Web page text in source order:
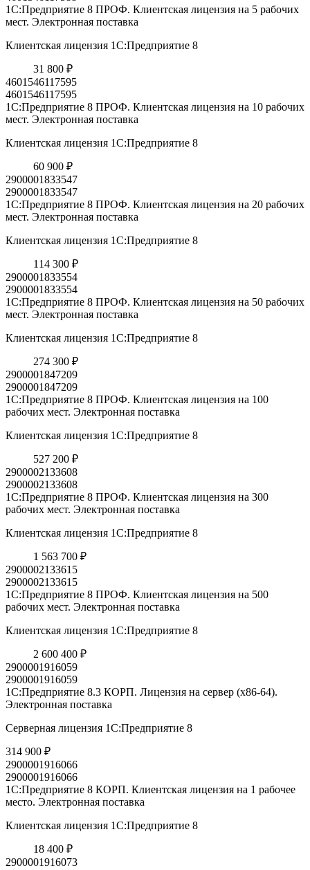
1С:Предприятие 8 ПРОФ. Клиентская лицензия на 5 рабочих
мест. Электронная поставка
Клиентская лицензия 1С:Предприятие 8
31 800 ₽
4601546117595
4601546117595
1С:Предприятие 8 ПРОФ. Клиентская лицензия на 10 рабочих
мест. Электронная поставка
Клиентская лицензия 1С:Предприятие 8
60 900 ₽
2900001833547
2900001833547
1С:Предприятие 8 ПРОФ. Клиентская лицензия на 20 рабочих
мест. Электронная поставка
Клиентская лицензия 1С:Предприятие 8
114 300 ₽
2900001833554
2900001833554
1С:Предприятие 8 ПРОФ. Клиентская лицензия на 50 рабочих
мест. Электронная поставка
Клиентская лицензия 1С:Предприятие 8
274 300 ₽
2900001847209
2900001847209
1С:Предприятие 8 ПРОФ. Клиентская лицензия на 100
рабочих мест. Электронная поставка
Клиентская лицензия 1С:Предприятие 8
527 200 ₽
2900002133608
2900002133608
1С:Предприятие 8 ПРОФ. Клиентская лицензия на 300
рабочих мест. Электронная поставка
Клиентская лицензия 1С:Предприятие 8
1 563 700 ₽
2900002133615
2900002133615
1С:Предприятие 8 ПРОФ. Клиентская лицензия на 500
рабочих мест. Электронная поставка
Клиентская лицензия 1С:Предприятие 8
2 600 400 ₽
2900001916059
2900001916059
1С:Предприятие 8.3 КОРП. Лицензия на сервер (x86-64).
Электронная поставка
Серверная лицензия 1С:Предприятие 8
314 900 ₽
2900001916066
2900001916066
1С:Предприятие 8 КОРП. Клиентская лицензия на 1 рабочее
место. Электронная поставка
Клиентская лицензия 1С:Предприятие 8
18 400 ₽
2900001916073